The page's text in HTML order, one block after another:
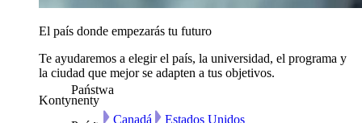
El país donde empezarás tu futuro
Te ayudaremos a elegir el país, la universidad, el programa y
la ciudad que mejor se adapten a tus objetivos.
Kontynenty
Państwa
Canadá Estados Unidos